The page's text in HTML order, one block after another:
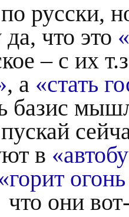
русски,
что это
– с их
, а «стать
базис
в
они